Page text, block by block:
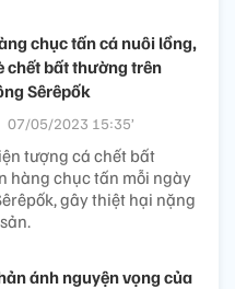
chục tấn cá nuôi lồng,
chết bất thường trên
Sêrêpốk
07/05/2023 15:35’
tượng cá chết bất
hàng chục tấn mỗi ngày
gây thiệt hại nặng
ánh nguyện vọng của